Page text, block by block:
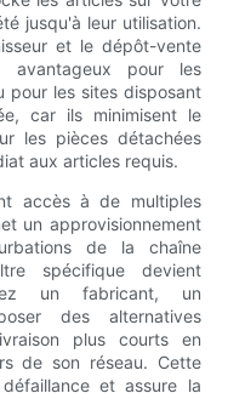
jusqu'à leur utilisation.
et le dépôt-vente
avantageux pour les
pour les sites disposant
car ils minimisent le
les pièces détachées
aux articles requis.
accès à de multiples
un approvisionnement
de la chaîne
spécifique devient
un fabricant, un
des alternatives
plus courts en
de son réseau. Cette
et assure la